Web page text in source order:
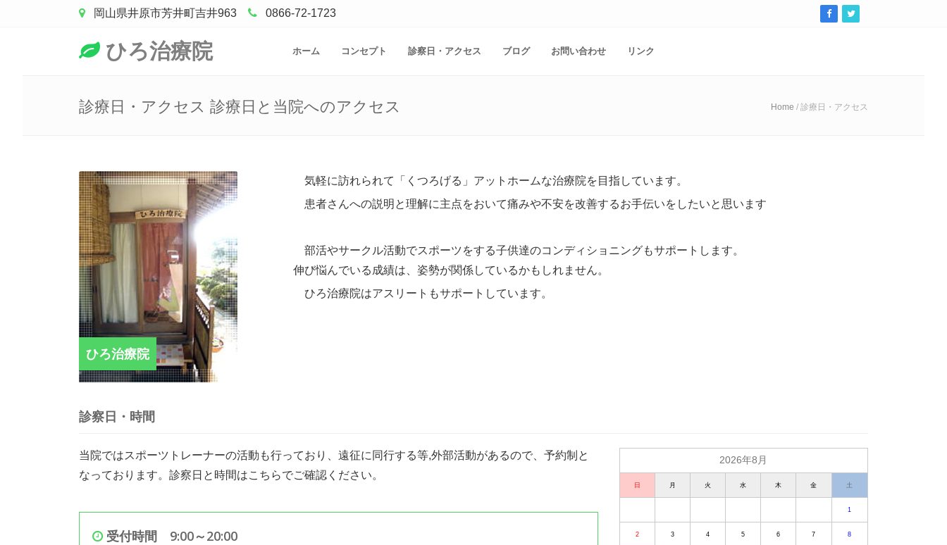
岡山県井原市芳井町吉井963 0866-72-1723
ひろ治療院 ホーム コンセプト 診察日・アクセス ブログ お問い合わせ リンク
診療日・アクセス 診療日と当院へのアクセス Home / 診療日・アクセス
ひろ治療院
気軽に訪れられて「くつろげる」アットホームな治療院を目指しています。
患者さんへの説明と理解に主点をおいて痛みや不安を改善するお手伝いをしたいと思います
部活やサークル活動でスポーツをする子供達のコンディショニングもサポートします。
伸び悩んでいる成績は、姿勢が関係しているかもしれません。
ひろ治療院はアスリートもサポートしています。
診察日・時間
当院ではスポーツトレーナーの活動も行っており、遠征に同行する等,外部活動があるので、予約制と
なっております。診察日と時間はこちらでご確認ください。
受付時間 9:00～20:00
2026年8月
日 月 火 水 木 金 土
1
2 3 4 5 6 7 8